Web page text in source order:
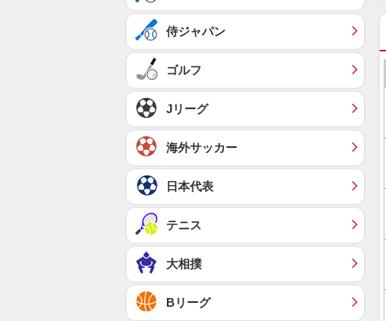
侍ジャパン
ゴルフ
Jリーグ
海外サッカー
日本代表
テニス
大相撲
Bリーグ